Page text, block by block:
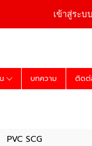
เข้าสู่ระบ
บทความ ติด
PVC SCG